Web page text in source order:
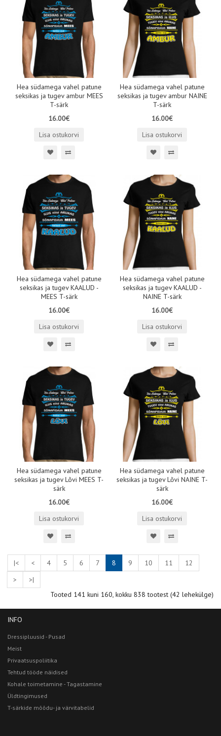
Hea südamega vahel patune
seksikas ja tugev ambur MEES
T-särk
16.00€
Lisa ostukorvi
Hea südamega vahel patune
seksikas ja tugev ambur NAINE
T-särk
16.00€
Lisa ostukorvi
Hea südamega vahel patune
seksikas ja tugev KAALUD -
MEES T-särk
16.00€
Lisa ostukorvi
Hea südamega vahel patune
seksikas ja tugev KAALUD -
NAINE T-särk
16.00€
Lisa ostukorvi
Hea südamega vahel patune
seksikas ja tugev Lõvi MEES T-
särk
16.00€
Lisa ostukorvi
Hea südamega vahel patune
seksikas ja tugev Lõvi NAINE T-
särk
16.00€
Lisa ostukorvi
|< < 4 5 6 7 8 9 10 11
12
>
>|
Tooted 141 kuni 160, kokku 838 tootest (42 lehekülge)
INFO
Dressipluusid - Pusad
Meist
Privaatsuspoliitika
Tehtud tööde näidised
Kohale toimetamine - Tagastamine
Üldtingimused
T-särkide mõõdu- ja värvitabelid